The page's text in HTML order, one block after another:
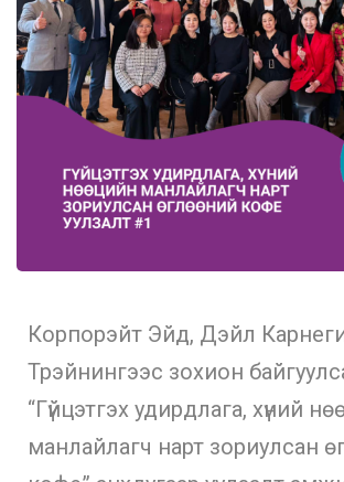
Корпорэйт Эйд, Дэйл
Трэйнингээс зохион
“Гүйцэтгэх удирдлага, хүний
манлайлагч нарт зориулсан